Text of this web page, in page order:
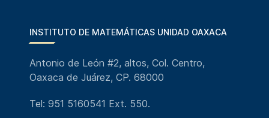
INSTITUTO DE MATEMÁTICAS UNIDAD OAXACA
Antonio de León #2, altos, Col. Centro,
Oaxaca de Juárez, CP. 68000
Tel: 951 5160541 Ext. 550.